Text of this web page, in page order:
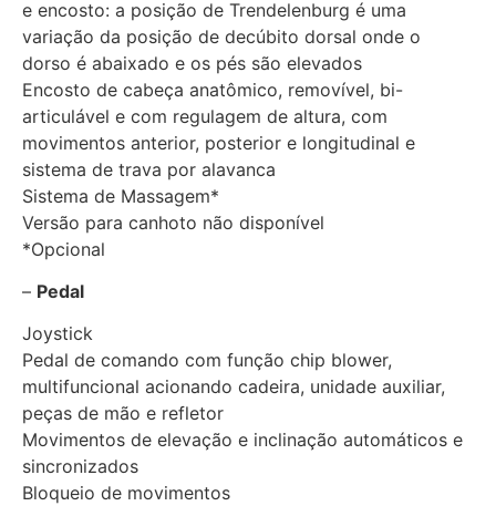
e encosto: a posição de Trendelenburg é uma
variação da posição de decúbito dorsal onde o
dorso é abaixado e os pés são elevados
Encosto de cabeça anatômico, removível, bi-
articulável e com regulagem de altura, com
movimentos anterior, posterior e longitudinal e
sistema de trava por alavanca
Sistema de Massagem*
Versão para canhoto não disponível
*Opcional
– Pedal
Joystick
Pedal de comando com função chip blower,
multifuncional acionando cadeira, unidade auxiliar,
peças de mão e refletor
Movimentos de elevação e inclinação automáticos e
sincronizados
Bloqueio de movimentos